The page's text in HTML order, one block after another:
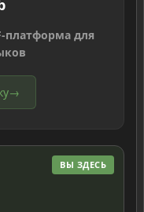
платформа для
→
ВЫ ЗДЕСЬ